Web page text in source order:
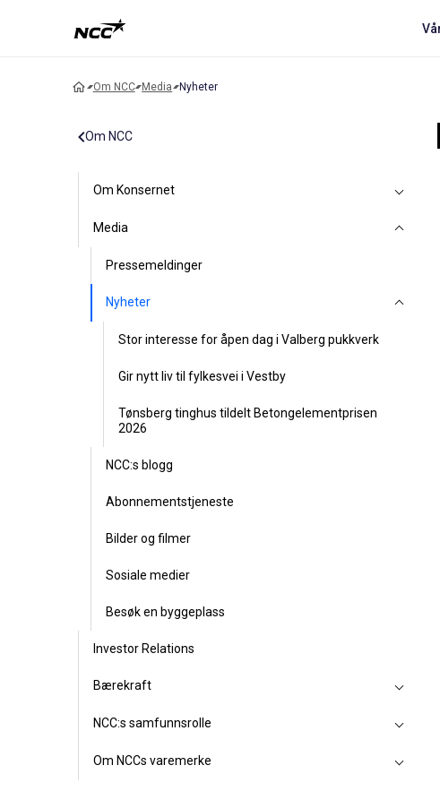
Om NCC Media Nyheter
Om NCC
Om Konsernet
Media
Pressemeldinger
Nyheter
Stor interesse for åpen dag i Valberg pukkverk
Gir nytt liv til fylkesvei i Vestby
Tønsberg tinghus tildelt Betongelementprisen
2026
NCC:s blogg
Abonnementstjeneste
Bilder og filmer
Sosiale medier
Besøk en byggeplass
Investor Relations
Bærekraft
NCC:s samfunnsrolle
Om NCCs varemerke